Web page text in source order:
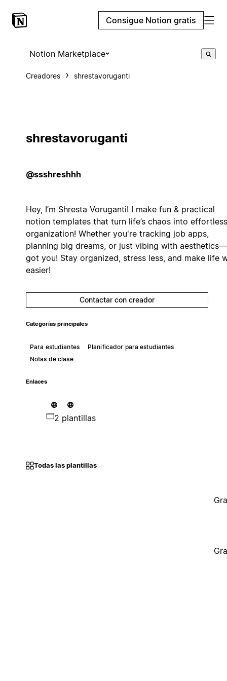
Consigue Notion gratis
Notion Marketplace
Creadores shrestavoruganti
shrestavoruganti
@ssshreshhh
Hey, I’m Shresta Voruganti! I make fun & practical
notion templates that turn life’s chaos into effortless
organization! Whether you're tracking job apps,
planning big dreams, or just vibing with
got you! Stay organized, stress less, and make life
easier!
Contactar con creador
Categorías principales
Para estudiantes
Planificador para estudiantes
Notas de clase
Enlaces
2 plantillas
Todas las plantillas